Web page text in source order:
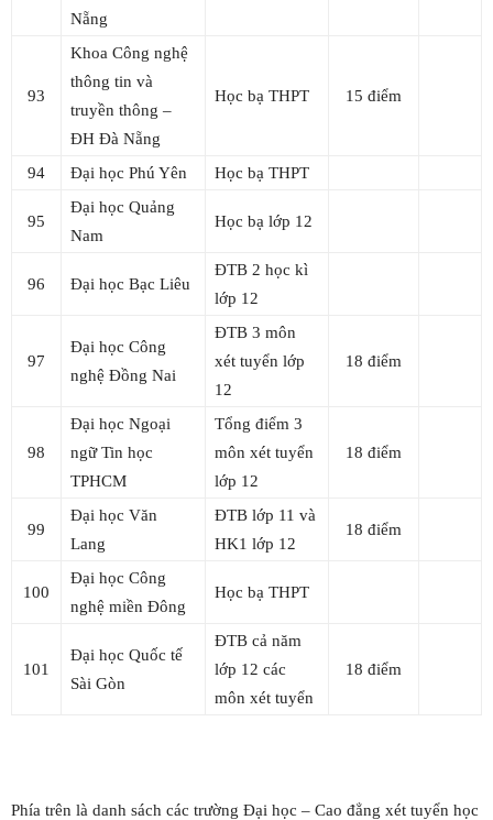
Nẵng
93
Khoa Công nghệ
thông tin và
truyền thông –
ĐH Đà Nẵng
Học bạ THPT 15 điểm
94 Đại học Phú Yên Học bạ THPT
95
Đại học Quảng
Nam
Học bạ lớp 12
96 Đại học Bạc Liêu
ĐTB 2 học kì
lớp 12
97
Đại học Công
nghệ Đồng Nai
ĐTB 3 môn
xét tuyển lớp
12
18 điểm
98
Đại học Ngoại
ngữ Tin học
TPHCM
Tổng điểm 3
môn xét tuyển
lớp 12
18 điểm
99
Đại học Văn
Lang
ĐTB lớp 11 và
HK1 lớp 12
18 điểm
100
Đại học Công
nghệ miền Đông
Học bạ THPT
101
Đại học Quốc tế
Sài Gòn
ĐTB cả năm
lớp 12 các
môn xét tuyển
18 điểm
Phía trên là danh sách các trường Đại học – Cao đẳng xét tuyển học